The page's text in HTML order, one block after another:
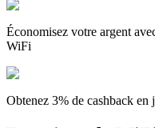
Économisez votre argent
WiFi
Obtenez 3% de cashback